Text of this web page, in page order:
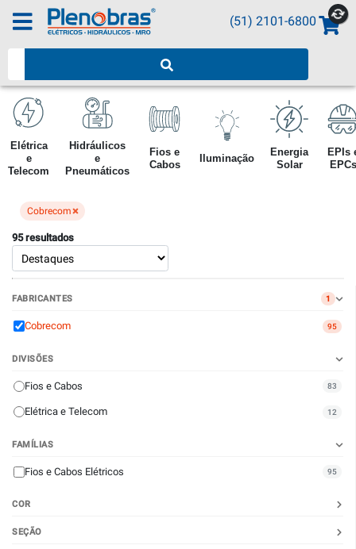
(51) 2101-6800
Elétrica
e
Telecom
Hidráulicos
e
Pneumáticos
Fios e
Cabos
Iluminação
Energia
Solar
EPIs
EPCs
Cobrecom×
95 resultados
FABRICANTES 1
Cobrecom 95
DIVISÕES
Fios e Cabos 83
Elétrica e Telecom 12
FAMÍLIAS
Fios e Cabos Elétricos 95
COR
SEÇÃO